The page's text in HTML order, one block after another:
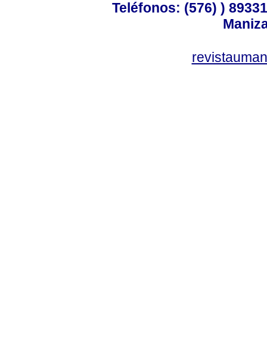
Teléfonos: (576) )